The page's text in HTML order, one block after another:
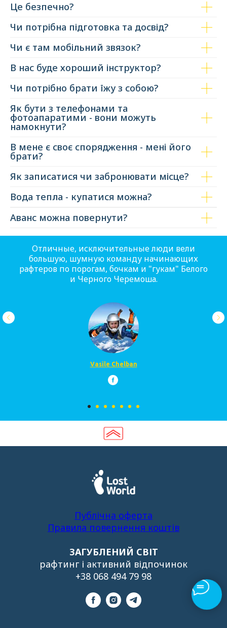
Це безпечно?
Чи потрібна підготовка та досвід?
Чи є там мобільний звязок?
В нас буде хороший інструктор?
Чи потрібно брати їжу з собою?
Як бути з телефонами та
фотоапаратими - вони можуть
намокнути?
В мене є своє спорядження - мені його
брати?
Як записатися чи забронювати місце?
Вода тепла - купатися можна?
Аванс можна повернути?
Отличные, исключительные люди вели
большую, шумную команду начинающих
рафтеров по порогам, бочкам и "гукам" Белого
и Черного Черемоша.
Vasile Chelban
Публічна оферта
Правила повернення коштів
ЗАГУБЛЕНИЙ СВІТ
рафтинг і активний відпочинок
+38 068 494 79 98